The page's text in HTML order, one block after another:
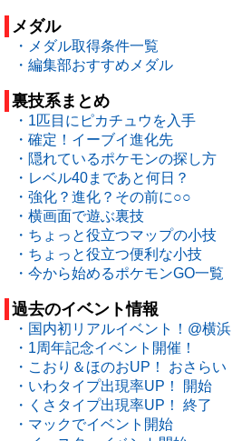
メダル
・メダル取得条件一覧
・編集部おすすめメダル
裏技系まとめ
・1匹目にピカチュウを入手
・確定！イーブイ進化先
・隠れているポケモンの探し方
・レベル40まであと何日？
・強化？進化？その前に○○
・横画面で遊ぶ裏技
・ちょっと役立つマップの小技
・ちょっと役立つ便利な小技
・今から始めるポケモンGO一覧
過去のイベント情報
・国内初リアルイベント！@横浜
・1周年記念イベント開催！
・こおり＆ほのおUP！ おさらい
・いわタイプ出現率UP！ 開始
・くさタイプ出現率UP！ 終了
・マックでイベント開始